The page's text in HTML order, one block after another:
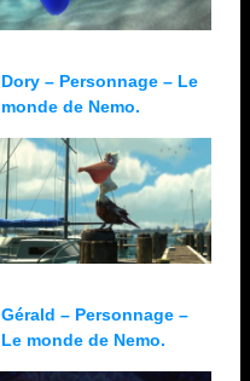
Dory – Personnage – Le
monde de Nemo.
Gérald – Personnage –
Le monde de Nemo.